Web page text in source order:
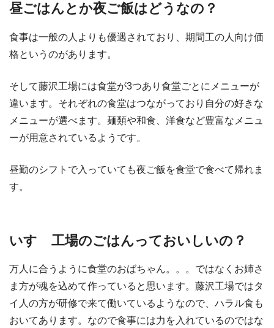
昼ごはんとか夜ご飯はどうなの？
食事は一般の人よりも優遇されており、期間工の人向け価
格というのがあります。
そして藤沢工場には食堂が3つあり食堂ごとにメニューが
違います。それぞれの食堂はつながっており自分の好きな
メニューが選べます。麺類や和食、洋食など豊富なメニュ
ーが用意されているようです。
昼勤のシフトで入っていても夜ご飯を食堂で食べて帰れま
す。
いすゞ工場のごはんっておいしいの？
万人に合うように食堂のおばちゃん。。。ではなくお姉さ
ま方が魂を込めて作っていると思います。藤沢工場ではタ
イ人の方が研修で来て働いているようなので、ハラル食も
おいてあります。なので食事には力を入れているのではな